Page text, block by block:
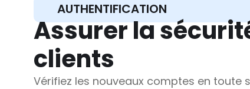
AUTHENTIFICATION
Assurer la
clients
Vérifiez les nouveaux comptes en toute